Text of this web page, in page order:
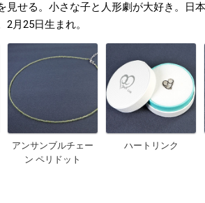
見せる。小さな子と人形劇が大好き。日
2月25日生まれ。
アンサンブルチェー
ン ペリドット
ハートリンク